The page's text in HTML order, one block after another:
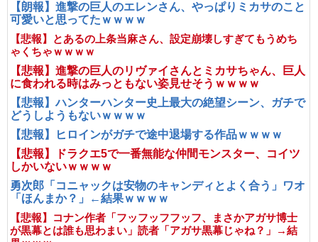
【朗報】進撃の巨人のエレンさん、やっぱりミカサのこと
可愛いと思ってたｗｗｗｗ
【悲報】とあるの上条当麻さん、設定崩壊しすぎてもうめち
ゃくちゃｗｗｗｗ
【悲報】進撃の巨人のリヴァイさんとミカサちゃん、巨人
に食われる時はみっともない姿見せそうｗｗｗｗ
【悲報】ハンターハンター史上最大の絶望シーン、ガチで
どうしようもないｗｗｗｗ
【悲報】ヒロインがガチで途中退場する作品ｗｗｗｗ
【悲報】ドラクエ5で一番無能な仲間モンスター、コイツ
しかいないｗｗｗｗ
勇次郎「コニャックは安物のキャンディとよく合う」ワオ
「ほんまか？」←結果ｗｗｗｗ
【悲報】コナン作者「フッフッフフッフ、まさかアガサ博士
が黒幕とは誰も思わまい」読者「アガサ黒幕じゃね？」→結